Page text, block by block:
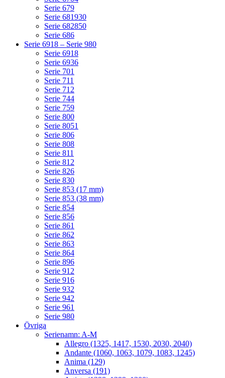
Serie 679
Serie 681930
Serie 682850
Serie 686
Serie 6918 – Serie 980
Serie 6918
Serie 6936
Serie 701
Serie 711
Serie 712
Serie 744
Serie 759
Serie 800
Serie 8051
Serie 806
Serie 808
Serie 811
Serie 812
Serie 826
Serie 830
Serie 853 (17 mm)
Serie 853 (38 mm)
Serie 854
Serie 856
Serie 861
Serie 862
Serie 863
Serie 864
Serie 896
Serie 912
Serie 916
Serie 932
Serie 942
Serie 961
Serie 980
Övriga
Serienamn: A-M
Allegro (1325, 1417, 1530, 2030, 2040)
Andante (1060, 1063, 1079, 1083, 1245)
Anima (129)
Anversa (191)